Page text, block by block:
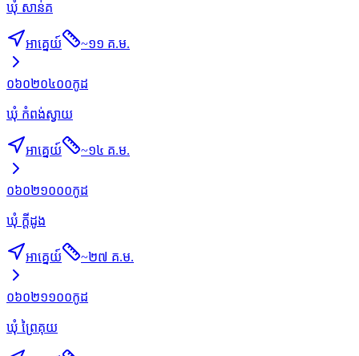
ឃុំ សាន់គ
អាគ្នេយ៍ ~១១ គ.ម.
០៦០២០៤០០កូដ
ឃុំ កំពង់ស្វាយ
អាគ្នេយ៍ ~១៤ គ.ម.
០៦០២១០០០កូដ
ឃុំ ក្ដីដូង
អាគ្នេយ៍ ~២៧ គ.ម.
០៦០២១១០០កូដ
ឃុំ ព្រៃគុយ